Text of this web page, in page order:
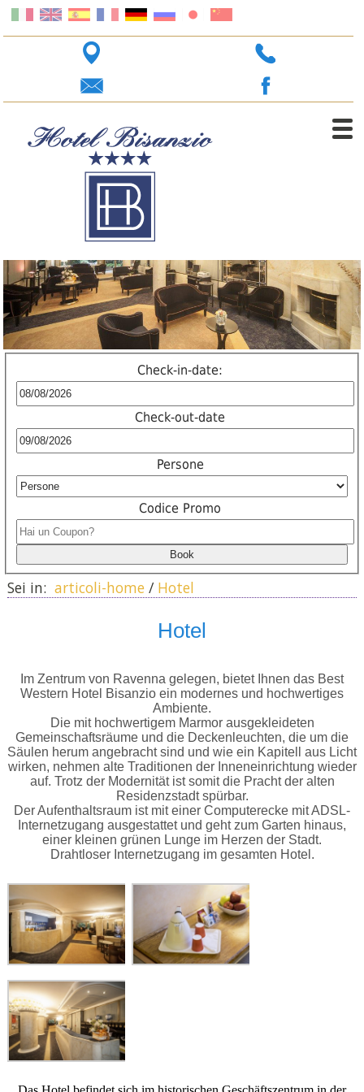
Check-in-date:
Check-out-date
Persone
Codice Promo
Sei in: articoli-home/ Hotel
Hotel
Im Zentrum von Ravenna gelegen, bietet Ihnen das Best
Western Hotel Bisanzio ein modernes und hochwertiges
Ambiente.
Die mit hochwertigem Marmor ausgekleideten
Gemeinschaftsräume und die Deckenleuchten, die um die
Säulen herum angebracht sind und wie ein Kapitell aus Licht
wirken, nehmen alte Traditionen der Inneneinrichtung wieder
auf. Trotz der Modernität ist somit die Pracht der alten
Residenzstadt spürbar.
Der Aufenthaltsraum ist mit einer Computerecke mit ADSL-
Internetzugang ausgestattet und geht zum Garten hinaus,
einer kleinen grünen Lunge im Herzen der Stadt.
Drahtloser Internetzugang im gesamten Hotel.